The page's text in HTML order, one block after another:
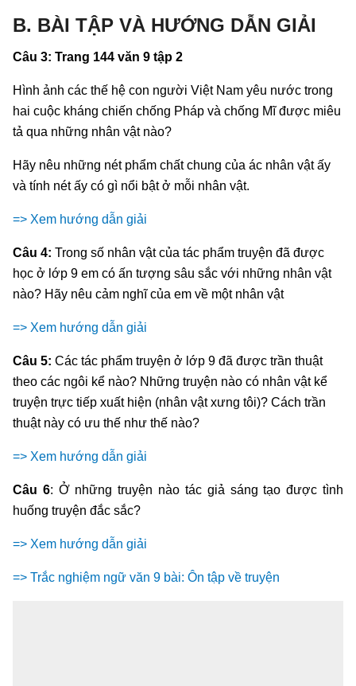
B. BÀI TẬP VÀ HƯỚNG DẪN GIẢI
Câu 3: Trang 144 văn 9 tập 2
Hình ảnh các thế hệ con người Việt Nam yêu nước trong
hai cuộc kháng chiến chống Pháp và chống Mĩ được miêu
tả qua những nhân vật nào?
Hãy nêu những nét phẩm chất chung của ác nhân vật ấy
và tính nét ấy có gì nổi bật ở mỗi nhân vật.
=> Xem hướng dẫn giải
Câu 4: Trong số nhân vật của tác phẩm truyện đã được
học ở lớp 9 em có ấn tượng sâu sắc với những nhân vật
nào? Hãy nêu cảm nghĩ của em về một nhân vật
=> Xem hướng dẫn giải
Câu 5: Các tác phẩm truyện ở lớp 9 đã được trần thuật
theo các ngôi kể nào? Những truyện nào có nhân vật kể
truyện trực tiếp xuất hiện (nhân vật xưng tôi)? Cách trần
thuật này có ưu thế như thế nào?
=> Xem hướng dẫn giải
Câu 6: Ở những truyện nào tác giả sáng tạo được tình
huống truyện đắc sắc?
=> Xem hướng dẫn giải
=> Trắc nghiệm ngữ văn 9 bài: Ôn tập về truyện